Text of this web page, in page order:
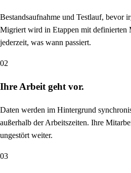
Bestandsaufnahme und Testlauf, bevor
Migriert wird in Etappen mit definierten
jederzeit, was wann passiert.
02
Ihre Arbeit geht vor.
Daten werden im Hintergrund
außerhalb der Arbeitszeiten. Ihre
ungestört weiter.
03